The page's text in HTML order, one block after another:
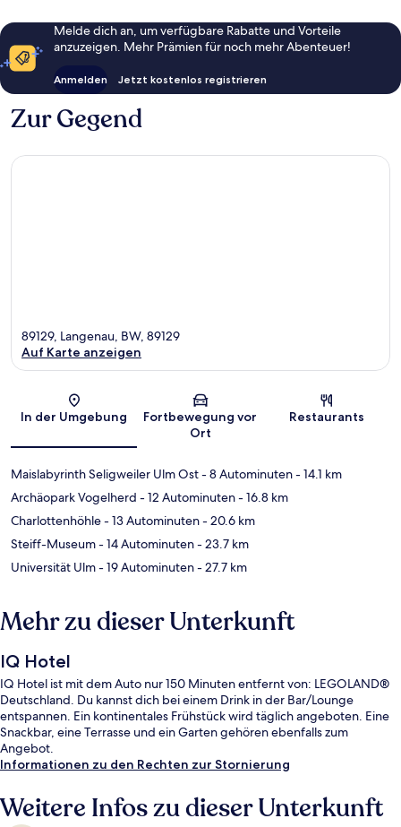
Melde dich an, um verfügbare Rabatte und Vorteile
anzuzeigen. Mehr Prämien für noch mehr Abenteuer!
Anmelden Jetzt kostenlos registrieren
Zur Gegend
Karte
89129, Langenau, BW, 89129
Auf Karte anzeigen
In der Umgebung
Fortbewegung vor
Ort
Restaurants
Maislabyrinth Seligweiler Ulm Ost- 8 Autominuten- 14.1 km
Archäopark Vogelherd - 12 Autominuten- 16.8 km
Charlottenhöhle- 13 Autominuten- 20.6 km
Steiff-Museum- 14 Autominuten- 23.7 km
Universität Ulm- 19 Autominuten- 27.7 km
Mehr zu dieser Unterkunft
IQ Hotel
IQ Hotel ist mit dem Auto nur 150 Minuten entfernt von: LEGOLAND®
Deutschland. Du kannst dich bei einem Drink in der Bar/Lounge
entspannen. Ein kontinentales Frühstück wird täglich angeboten. Eine
Snackbar, eine Terrasse und ein Garten gehören ebenfalls zum
Angebot.
Informationen zu den Rechten zur Stornierung
Weitere Infos zu dieser Unterkunft